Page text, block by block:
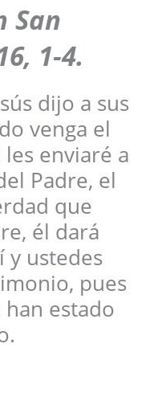
San
1-4.
dijo a sus
venga el
enviaré a
Padre, el
que
él dará
ustedes
pues
estado